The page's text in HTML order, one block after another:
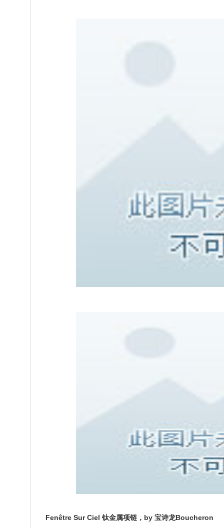
Fenêtre Sur Ciel 钛金属项链，by 宝诗龙Boucheron